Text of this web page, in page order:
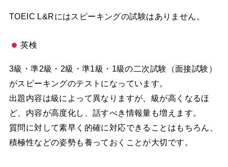
TOEIC L&Rにはスピーキングの試験はありません。
英検
3級・準2級・2級・準1級・1級の二次試験（面接試験）
がスピーキングのテストになっています。
出題内容は級によって異なりますが、級が高くなるほ
ど、内容が高度化し、話すべき情報量も増えます。
質問に対して素早く的確に対応できることはもちろん、
積極性などの姿勢も養っておくことが大切です。